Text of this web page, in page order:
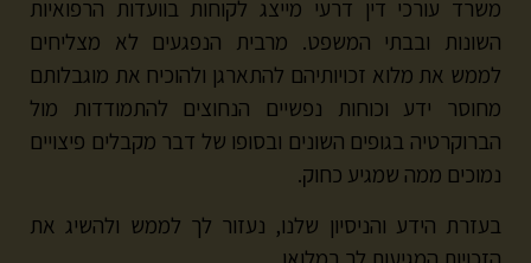
משרד עורכי דין דרעי מייצג לקוחות בוועדות הרפואיות
השונות ובבתי המשפט. מרבית הנפגעים לא מצליחים
לממש את מלוא זכויותיהם להתארגן ולהוכיח את מוגבלותם
מחוסר ידע וכוחות נפשיים הנחוצים להתמודדות מול
הברוקרטיה בגופים השונים ובסופו של דבר מקבלים פיצויים
נמוכים ממה שמגיע כחוק.
בעזרת הידע והניסיון שלנו, נעזור לך לממש ולהשיג את